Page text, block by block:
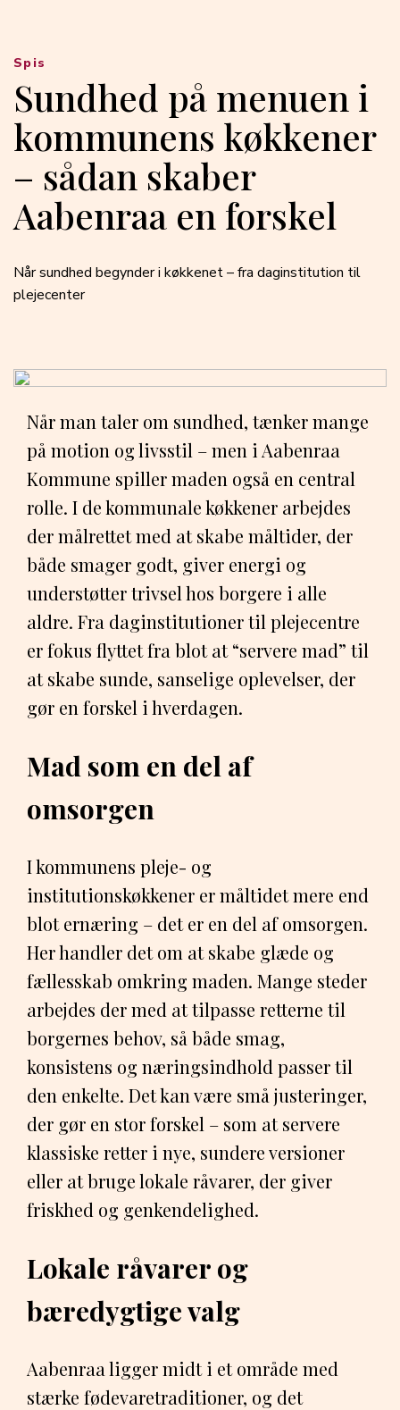
Sundhed på menuen i
kommunens køkkener
– sådan skaber
Aabenraa en forskel
Når sundhed begynder i køkkenet – fra daginstitution til
plejecenter
Spis
Når man taler om sundhed, tænker mange
på motion og livsstil – men i Aabenraa
Kommune spiller maden også en central
rolle. I de kommunale køkkener arbejdes
der målrettet med at skabe måltider, der
både smager godt, giver energi og
understøtter trivsel hos borgere i alle
aldre. Fra daginstitutioner til plejecentre
er fokus flyttet fra blot at “servere mad” til
at skabe sunde, sanselige oplevelser, der
gør en forskel i hverdagen.
Mad som en del af
omsorgen
I kommunens pleje- og
institutionskøkkener er måltidet mere end
blot ernæring – det er en del af omsorgen.
Her handler det om at skabe glæde og
fællesskab omkring maden. Mange steder
arbejdes der med at tilpasse retterne til
borgernes behov, så både smag,
konsistens og næringsindhold passer til
den enkelte. Det kan være små justeringer,
der gør en stor forskel – som at servere
klassiske retter i nye, sundere versioner
eller at bruge lokale råvarer, der giver
friskhed og genkendelighed.
Lokale råvarer og
bæredygtige valg
Aabenraa ligger midt i et område med
stærke fødevaretraditioner, og det